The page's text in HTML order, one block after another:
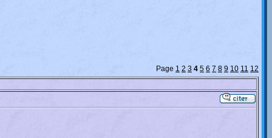
Page 1 2 3 4 5 6 7 8 9 10 11 12